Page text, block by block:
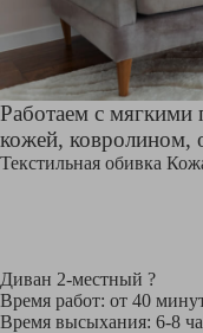
Работаем с мягкими
кожей, ковролином,
Текстильная обивка
Диван 2-местный ?
Время работ: от 40
Время высыхания: 6-8